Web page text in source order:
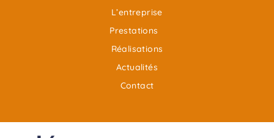
L’entreprise
Prestations
Réalisations
Actualités
Contact